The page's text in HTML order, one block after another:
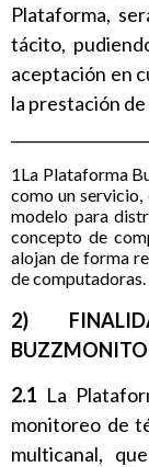
Plataforma,
tácito,
aceptación en
la prestación
1La Plataforma
como un servicio,
modelo para
concepto de
alojan de forma
de computadoras.
2)
2.1 La
monitoreo de
multicanal,